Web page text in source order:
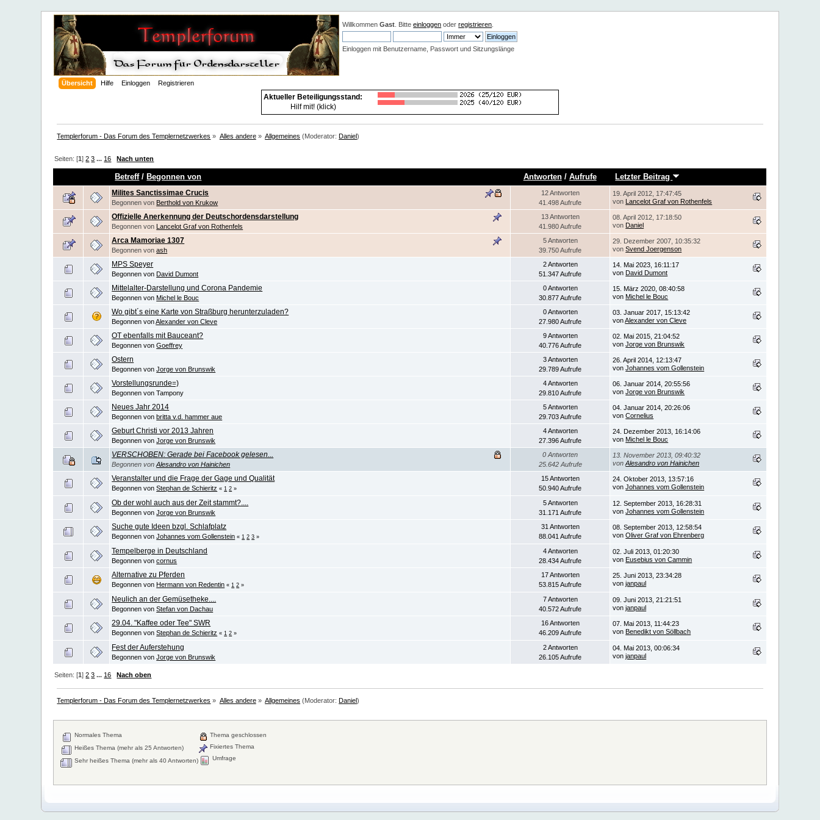
WillkommenGast . Bitteeinloggen oderregistrieren
Einloggen mit Benutzername, Passwort und Sitzungslänge
Übersicht Hilfe Einloggen Registrieren
Aktueller Beteiligungsstand:
Hilf mit! (klick)
Templerforum - Das Forum des Templernetzwerkes » Alles andere» Allgemeines (Moderator: Daniel)
Seiten: [1]2 3 ... 16 Nach unten
Betreff/ Begonnen von Antworten/ Aufrufe Letzter Beitrag
Milites Sanctissimae Crucis
Begonnen von Berthold von Krukow
12 Antworten
41.498 Aufrufe
19. April 2012, 17:47:45
von Lancelot Graf von Rothenfels
Offizielle Anerkennung der Deutschordensdarstellung
Begonnen von Lancelot Graf von Rothenfels
13 Antworten
41.980 Aufrufe
08. April 2012, 17:18:50
von Daniel
Arca Mamoriae 1307
Begonnen vonash
5 Antworten
39.750 Aufrufe
29. Dezember 2007, 10:35:32
vonSvend Joergenson
MPS Speyer
Begonnen vonDavid Dumont
2 Antworten
51.347 Aufrufe
14. Mai 2023, 16:11:17
vonDavid Dumont
Mittelalter-Darstellung und Corona Pandemie
Begonnen vonMichel le Bouc
0 Antworten
30.877 Aufrufe
15. März 2020, 08:40:58
vonMichel le Bouc
Wo gibt´s eine Karte von Straßburg herunterzuladen?
Begonnen vonAlexander von Cleve
0 Antworten
27.980 Aufrufe
03. Januar 2017, 15:13:42
vonAlexander von Cleve
OT ebenfalls mit Bauceant?
Begonnen vonGoeffrey
9 Antworten
40.776 Aufrufe
02. Mai 2015, 21:04:52
vonJorge von Brunswik
Ostern
Begonnen vonJorge von Brunswik
3 Antworten
29.789 Aufrufe
26. April 2014, 12:13:47
vonJohannes vom Gollenstein
Vorstellungsrunde=)
Begonnen von Tampony
4 Antworten
29.810 Aufrufe
06. Januar 2014, 20:55:56
vonJorge von Brunswik
Neues Jahr 2014
Begonnen vonbritta v.d. hammer aue
5 Antworten
29.703 Aufrufe
04. Januar 2014, 20:26:06
vonCornelius
Geburt Christi vor 2013 Jahren
Begonnen vonJorge von Brunswik
4 Antworten
27.396 Aufrufe
24. Dezember 2013, 16:14:06
vonMichel le Bouc
VERSCHOBEN: Gerade bei Facebook gelesen...
Begonnen vonAlesandro von Hainichen
0 Antworten
25.642 Aufrufe
13. November 2013, 09:40:32
vonAlesandro von Hainichen
Veranstalter und die Frage der Gage und Qualität
Begonnen vonStephan de Schieritz «1 2 »
15 Antworten
50.940 Aufrufe
24. Oktober 2013, 13:57:16
vonJohannes vom Gollenstein
Ob der wohl auch aus der Zeit stammt?....
Begonnen vonJorge von Brunswik
5 Antworten
31.171 Aufrufe
12. September 2013, 16:28:31
vonJohannes vom Gollenstein
Suche gute Ideen bzgl. Schlafplatz
Begonnen vonJohannes vom Gollenstein «1 2 3 »
31 Antworten
88.041 Aufrufe
08. September 2013, 12:58:54
vonOliver Graf von Ehrenberg
Tempelberge in Deutschland
Begonnen voncornus
4 Antworten
28.434 Aufrufe
02. Juli 2013, 01:20:30
vonEusebius von Cammin
Alternative zu Pferden
Begonnen vonHermann von Redentin «1 2 »
17 Antworten
53.815 Aufrufe
25. Juni 2013, 23:34:28
vonjanpaul
Neulich an der Gemüsetheke....
Begonnen vonStefan von Dachau
7 Antworten
40.572 Aufrufe
09. Juni 2013, 21:21:51
vonjanpaul
29.04. "Kaffee oder Tee" SWR
Begonnen vonStephan de Schieritz «1 2 »
16 Antworten
46.209 Aufrufe
07. Mai 2013, 11:44:23
vonBenedikt von Söllbach
Fest der Auferstehung
Begonnen vonJorge von Brunswik
2 Antworten
26.105 Aufrufe
04. Mai 2013, 00:06:34
vonjanpaul
Seiten: [1]2 3 ... 16 Nach oben
Templerforum - Das Forum des Templernetzwerkes » Alles andere» Allgemeines (Moderator:Daniel)
Normales Thema
Heißes Thema (mehr als 25 Antworten)
Sehr heißes Thema (mehr als 40 Antworten)
Thema geschlossen
Fixiertes Thema
Umfrage